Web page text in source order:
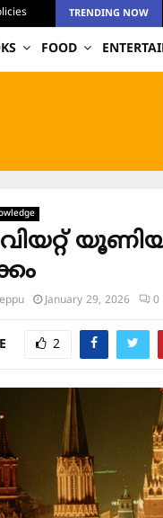
TRENDING NOW
FOOD
January 29, 2026 0
2